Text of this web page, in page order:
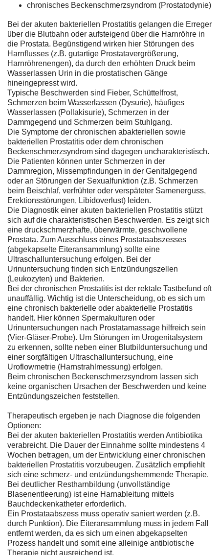
chronisches Beckenschmerzsyndrom (Prostatodynie)
Bei der akuten bakteriellen Prostatitis gelangen die Erreger
über die Blutbahn oder aufsteigend über die Harnröhre in
die Prostata. Begünstigend wirken hier Störungen des
Harnflusses (z.B. gutartige Prostatavergrößerung,
Harnröhrenengen), da durch den erhöhten Druck beim
Wasserlassen Urin in die prostatischen Gänge
hineingepresst wird.
Typische Beschwerden sind Fieber, Schüttelfrost,
Schmerzen beim Wasserlassen (Dysurie), häufiges
Wasserlassen (Pollakisurie), Schmerzen in der
Dammgegend und Schmerzen beim Stuhlgang.
Die Symptome der chronischen abakteriellen sowie
bakteriellen Prostatitis oder dem chronischen
Beckenschmerzsyndrom sind dagegen uncharakteristisch.
Die Patienten können unter Schmerzen in der
Dammregion, Missempfindungen in der Genitalgegend
oder an Störungen der Sexualfunktion (z.B. Schmerzen
beim Beischlaf, verfrühter oder verspäteter Samenerguss,
Erektionsstörungen, Libidoverlust) leiden.
Die Diagnostik einer akuten bakteriellen Prostatitis stützt
sich auf die charakteristischen Beschwerden. Es zeigt sich
eine druckschmerzhafte, überwärmte, geschwollene
Prostata. Zum Ausschluss eines Prostataabszesses
(abgekapselte Eiteransammlung) sollte eine
Ultraschalluntersuchung erfolgen. Bei der
Urinuntersuchung finden sich Entzündungszellen
(Leukozyten) und Bakterien.
Bei der chronischen Prostatitis ist der rektale Tastbefund oft
unauffällig. Wichtig ist die Unterscheidung, ob es sich um
eine chronisch bakterielle oder abakterielle Prostatitis
handelt. Hier können Spermakulturen oder
Urinuntersuchungen nach Prostatamassage hilfreich sein
(Vier-Gläser-Probe). Um Störungen im Urogenitalsystem
zu erkennen, sollte neben einer Blutbilduntersuchung und
einer sorgfältigen Ultraschalluntersuchung, eine
Uroflowmetrie (Harnstrahlmessung) erfolgen.
Beim chronischen Beckenschmerzsyndrom lassen sich
keine organischen Ursachen der Beschwerden und keine
Entzündungszeichen feststellen.
Therapeutisch ergeben je nach Diagnose die folgenden
Optionen:
Bei der akuten bakteriellen Prostatitis werden Antibiotika
verabreicht. Die Dauer der Einnahme sollte mindestens 4
Wochen betragen, um der Entwicklung einer chronischen
bakteriellen Prostatitis vorzubeugen. Zusätzlich empfiehlt
sich eine schmerz- und entzündungshemmende Therapie.
Bei deutlicher Restharnbildung (unvollständige
Blasenentleerung) ist eine Harnableitung mittels
Bauchdeckenkatheter erforderlich.
Ein Prostataabszess muss operativ saniert werden (z.B.
durch Punktion). Die Eiteransammlung muss in jedem Fall
entfernt werden, da es sich um einen abgekapselten
Prozess handelt und somit eine alleinige antibiotische
Therapie nicht ausreichend ist.